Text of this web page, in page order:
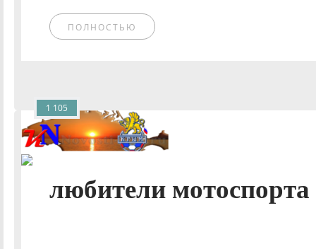
ПОЛНОСТЬЮ
любители мотоспорта
1 105